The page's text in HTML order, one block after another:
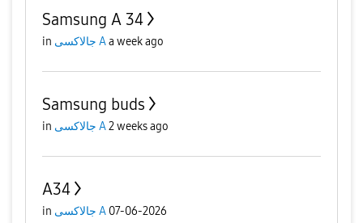
Samsung A 34
in جالاكسى Aa week ago
Samsung buds
in جالاكسى A2 weeks ago
A34
in جالاكسى A 07-06-2026